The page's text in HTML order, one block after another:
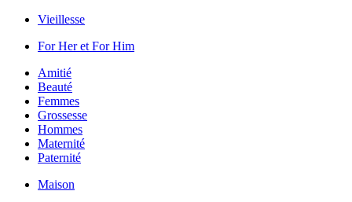
Vieillesse
For Her et For Him
Amitié
Beauté
Femmes
Grossesse
Hommes
Maternité
Paternité
Maison